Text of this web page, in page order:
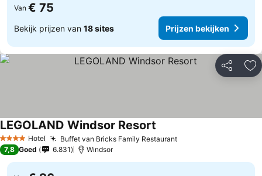
Van € 75
Bekijk prijzen van 18 sites Prijzen bekijken
Delen
4 SterrenHotel Buffet van Bricks Family Restaurant
LEGOLAND Windsor Resort
7,8 Goed 6.831 Windsor